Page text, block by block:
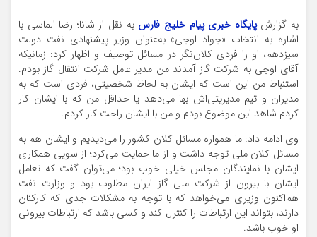
به گزارشپایگاه خبری پیام خلیج فارس به نقل از شانا؛ رضا الماسی با
اشاره به انتخاب «جواد اوجی» به‌عنوان وزیر پیشنهادی نفت دولت
سیزدهم، او را فردی کلان‌نگر در مسائل توصیف و اظهار کرد: زمانیکه
آقای اوجی به شرکت گاز آمدند من مدیر عامل شرکت انتقال گاز بودم.
استنباط من این است که ایشان به لحاظ شخصیتی، فردی است که به
مدیران و تیم مدیریتی‌اش بها می‌دهد یا حداقل من که با ایشان کار
کردم شاهد این موضوع بودم و من با ایشان راحت کار کردم.
وی ادامه داد: ما همواره مسائل کلان کشور را می‌دیدیم و ایشان هم به
مسائل کلان ملی توجه داشت و از ما حمایت می‌کرد؛ از سویی همکاری
ایشان با نمایندگان مجلس خیلی خوب بود؛ می‌توان گفت که تعامل
ایشان با بیرون از شرکت ملی گاز ایران مطلوب بود و وزارت نفت
هم‌اکنون وزیری می‌خواهد که با توجه به مشکلات جدی که کارکنان
دارند، بتواند این ارتباطات را کنترل کند و کسی باشد که ارتباطات بیرونی
او خوب باشد.